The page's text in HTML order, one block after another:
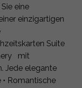
eine
einzigartigen
Suite
mit
Jede elegante
Romantische